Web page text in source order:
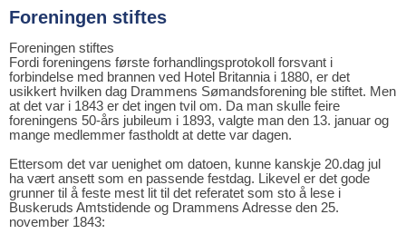
Foreningen stiftes
Foreningen stiftes
Fordi foreningens første forhandlingsprotokoll forsvant i
forbindelse med brannen ved Hotel Britannia i 1880, er det
usikkert hvilken dag Drammens Sømandsforening ble stiftet. Men
at det var i 1843 er det ingen tvil om. Da man skulle feire
foreningens 50-års jubileum i 1893, valgte man den 13. januar og
mange medlemmer fastholdt at dette var dagen.
Ettersom det var uenighet om datoen, kunne kanskje 20.dag jul
ha vært ansett som en passende festdag. Likevel er det gode
grunner til å feste mest lit til det referatet som sto å lese i
Buskeruds Amtstidende og Drammens Adresse den 25.
november 1843: